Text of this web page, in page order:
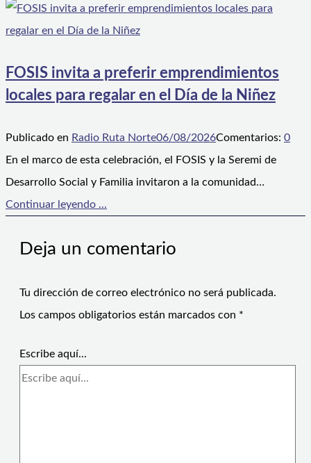
FOSIS invita a preferir emprendimientos
locales para regalar en el Día de la Niñez
Publicado en Radio Ruta Norte06/08/2026Comentarios: 0
En el marco de esta celebración, el FOSIS y la Seremi de
Desarrollo Social y Familia invitaron a la comunidad…
Continuar leyendo ...
Deja un comentario
Tu dirección de correo electrónico no será publicada.
Los campos obligatorios están marcados con *
Escribe aquí...